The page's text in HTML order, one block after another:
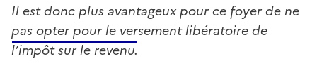
Il est donc plus avantageux pour ce foyer de ne
pas opter pour le versement libératoire de
l’impôt sur le revenu.